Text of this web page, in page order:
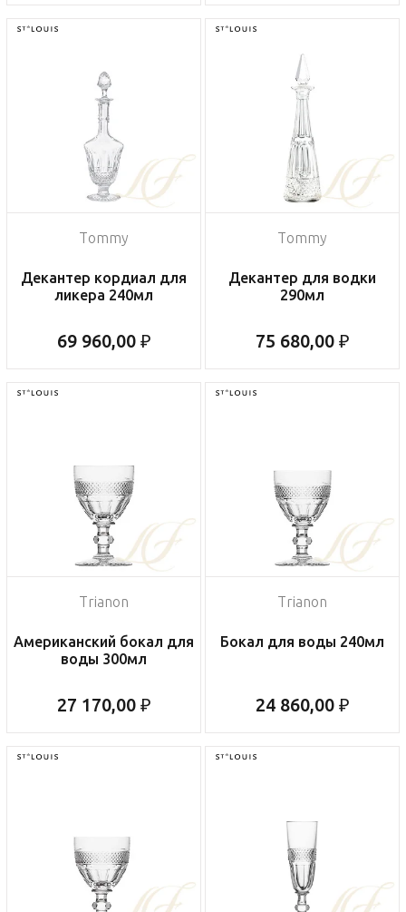
Tommy
Декантер кордиал для
ликера 240мл
69 960,00 ₽
Tommy
Декантер для водки
290мл
75 680,00 ₽
Trianon
Американский бокал для
воды 300мл
27 170,00 ₽
Trianon
Бокал для воды 240мл
24 860,00 ₽